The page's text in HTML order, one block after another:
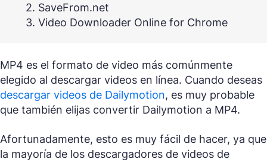
2. SaveFrom.net
3. Video Downloader Online for Chrome
MP4 es el formato de video más comúnmente
elegido al descargar videos en línea. Cuando deseas
descargar videos de Dailymotion, es muy probable
que también elijas convertir Dailymotion a MP4.
Afortunadamente, esto es muy fácil de hacer, ya que
la mayoría de los descargadores de videos de